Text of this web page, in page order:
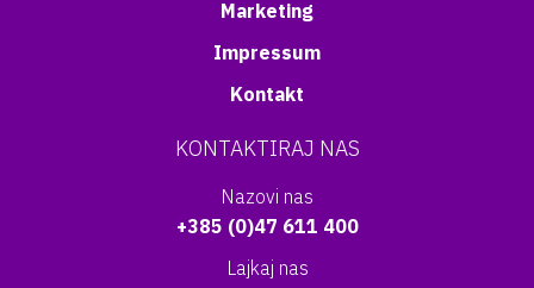
Marketing
Impressum
Kontakt
KONTAKTIRAJ NAS
Nazovi nas
+385 (0)47 611 400
Lajkaj nas